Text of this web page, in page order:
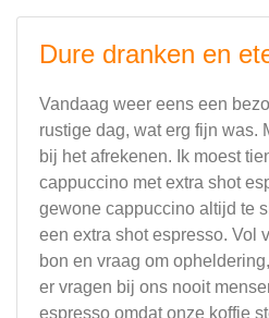
Dure dranken en
Vandaag weer eens een
rustige dag, wat erg fijn was.
bij het afrekenen. Ik moest
cappuccino met extra shot
gewone cappuccino altijd te
een extra shot espresso. Vol
bon en vraag om
er vragen bij ons nooit
espresso omdat onze koffie